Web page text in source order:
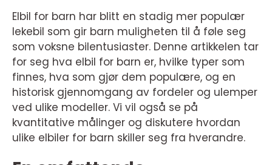
Elbil for barn har blitt en stadig mer populær
lekebil som gir barn muligheten til å føle seg
som voksne bilentusiaster. Denne artikkelen tar
for seg hva elbil for barn er, hvilke typer som
finnes, hva som gjør dem populære, og en
historisk gjennomgang av fordeler og ulemper
ved ulike modeller. Vi vil også se på
kvantitative målinger og diskutere hvordan
ulike elbiler for barn skiller seg fra hverandre.